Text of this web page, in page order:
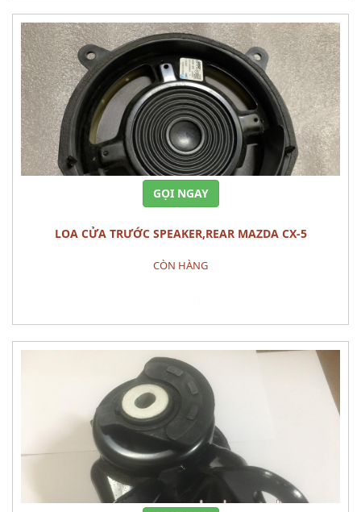
GỌI NGAY
LOA CỬA TRƯỚC SPEAKER,REAR MAZDA CX-5
CÒN HÀNG